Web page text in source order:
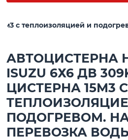
с теплоизоляцией и
АВТОЦИСТЕРНА
ISUZU 6Х6 ДВ
ЦИСТЕРНА 15М3 С
ПОДОГРЕВОМ.
ПЕРЕВОЗКА